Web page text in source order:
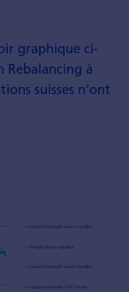
graphique ci-
Rebalancing à
suisses n'ont